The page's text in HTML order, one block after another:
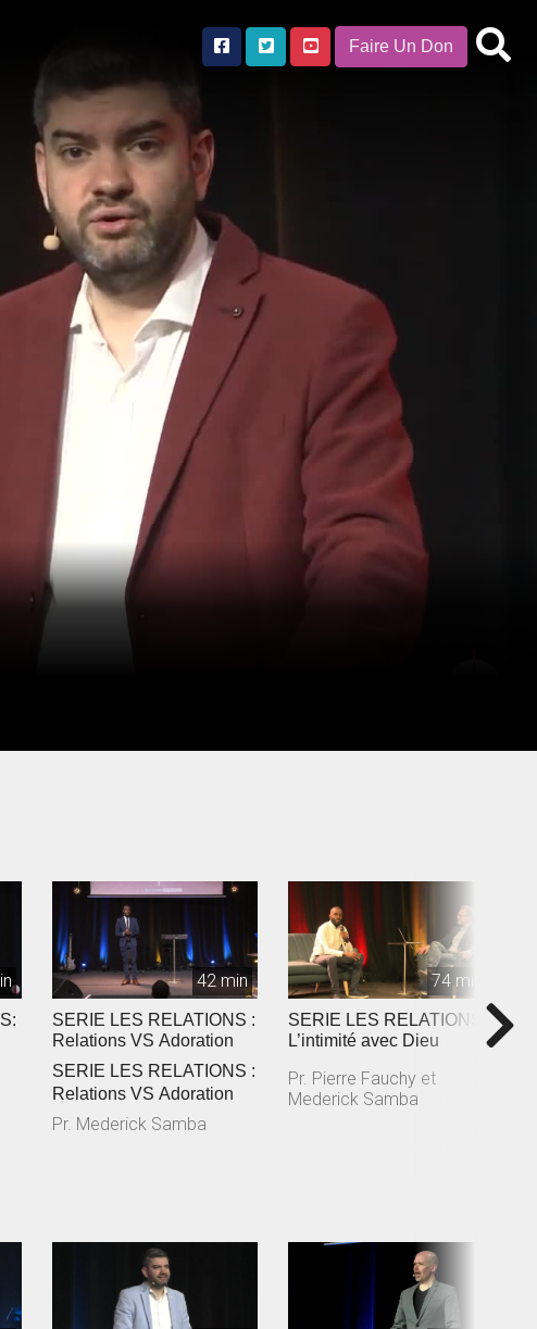
Faire Un Don
42 min
SERIE LES RELATIONS :
Relations VS Adoration
SERIE LES RELATIONS :
Relations VS Adoration
Pr. Mederick Samba
74 min
SERIE LES RELATIONS :
L’intimité avec Dieu
Pr. Pierre Fauchy et
Mederick Samba